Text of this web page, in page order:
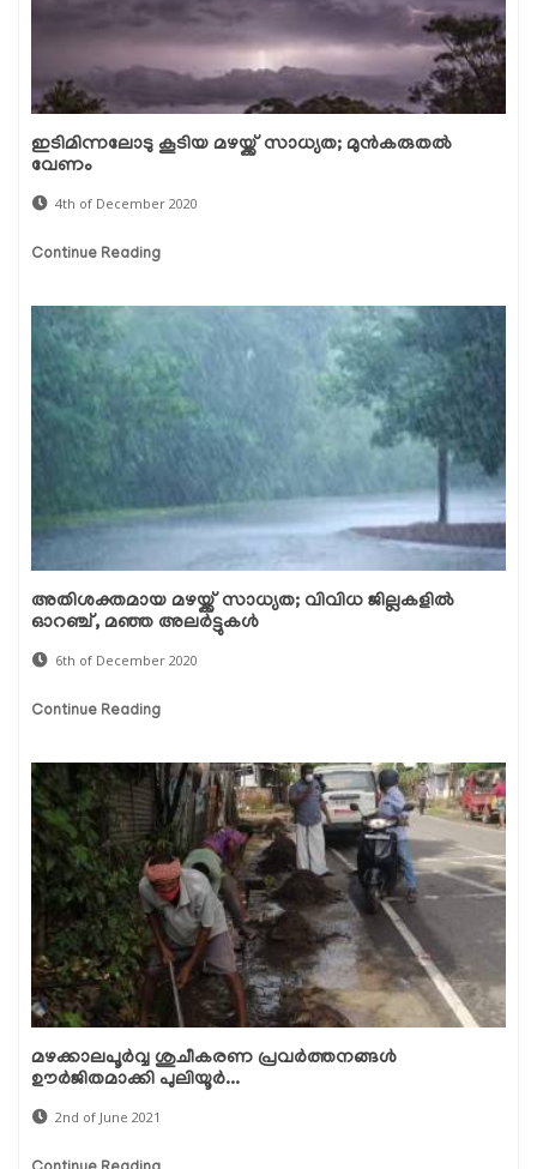
ഇടിമിന്നലോടു കൂടിയ മഴയ്ക്ക് സാധ്യത; മുന്‍കരുതല്‍
വേണം
4th of December 2020
Continue Reading
അതിശക്തമായ മഴയ്ക്ക് സാധ്യത; വിവിധ ജില്ലകളില്‍
ഓറഞ്ച്, മഞ്ഞ അലര്‍ട്ടുകള്‍
6th of December 2020
Continue Reading
മഴക്കാലപൂര്‍വ്വ ശുചീകരണ പ്രവര്‍ത്തനങ്ങള്‍
ഊര്‍ജിതമാക്കി പുലിയൂര്‍...
2nd of June 2021